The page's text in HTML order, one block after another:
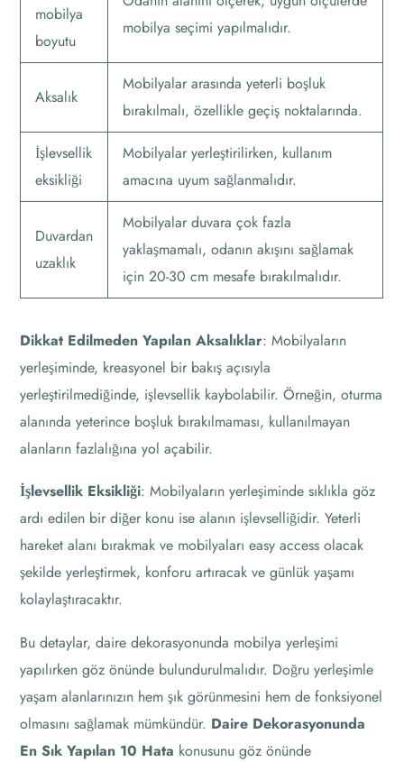
mobilya
boyutu
mobilya seçimi yapılmalıdır.
Aksalık
Mobilyalar arasında yeterli boşluk
bırakılmalı, özellikle geçiş noktalarında.
İşlevsellik
eksikliği
Mobilyalar yerleştirilirken, kullanım
amacına uyum sağlanmalıdır.
Duvardan
uzaklık
Mobilyalar duvara çok fazla
yaklaşmamalı, odanın akışını sağlamak
için 20-30 cm mesafe bırakılmalıdır.
Dikkat Edilmeden Yapılan Aksalıklar: Mobilyaların
yerleşiminde, kreasyonel bir bakış açısıyla
yerleştirilmediğinde, işlevsellik kaybolabilir. Örneğin, oturma
alanında yeterince boşluk bırakılmaması, kullanılmayan
alanların fazlalığına yol açabilir.
İşlevsellik Eksikliği: Mobilyaların yerleşiminde sıklıkla göz
ardı edilen bir diğer konu ise alanın işlevselliğidir. Yeterli
hareket alanı bırakmak ve mobilyaları easy access olacak
şekilde yerleştirmek, konforu artıracak ve günlük yaşamı
kolaylaştıracaktır.
Bu detaylar, daire dekorasyonunda mobilya yerleşimi
yapılırken göz önünde bulundurulmalıdır. Doğru yerleşimle
yaşam alanlarınızın hem şık görünmesini hem de fonksiyonel
olmasını sağlamak mümkündür. Daire Dekorasyonunda
En Sık Yapılan 10 Hata konusunu göz önünde